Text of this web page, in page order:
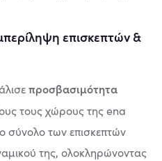
επισκεπτών &
προσβασιμότητα
τους χώρους της ena
σύνολο των επισκεπτών
της, ολοκληρώνοντας